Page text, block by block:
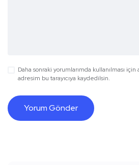
Daha sonraki yorumlarımda kullanılması
adresim bu tarayıcıya kaydedilsin.